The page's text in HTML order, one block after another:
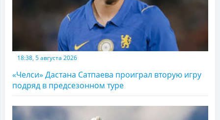
18:38, 5 августа 2026
«Челси» Дастана Сатпаева проиграл вторую игру
подряд в предсезонном туре